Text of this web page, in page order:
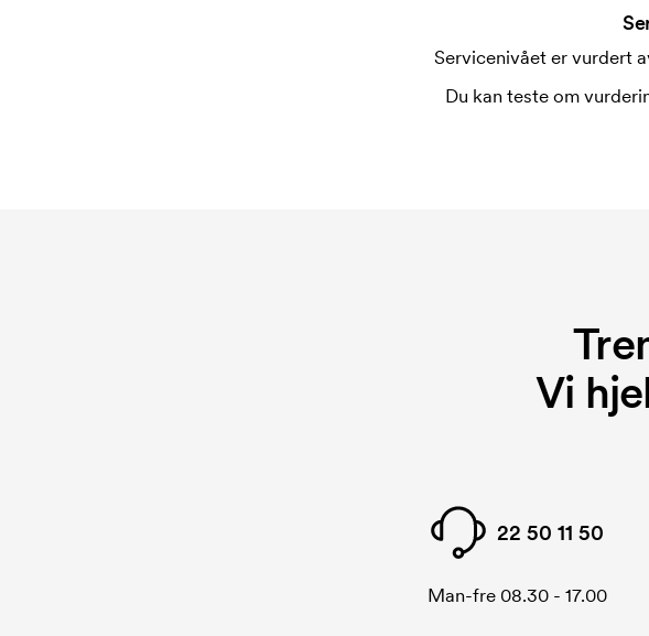
Servicenivået er vurdert
Du kan teste om
Vi
22 50 11 50
Man-fre 08.30 - 17.00